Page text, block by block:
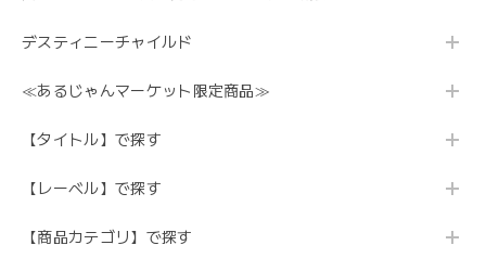
デスティニーチャイルド
≪あるじゃんマーケット限定商品≫
【タイトル】で探す
【レーベル】で探す
【商品カテゴリ】で探す